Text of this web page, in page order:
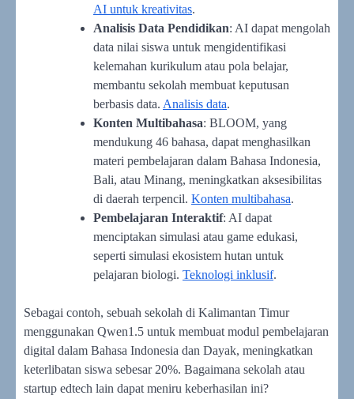
AI untuk kreativitas.
Analisis Data Pendidikan: AI dapat mengolah
data nilai siswa untuk mengidentifikasi
kelemahan kurikulum atau pola belajar,
membantu sekolah membuat keputusan
berbasis data. Analisis data.
Konten Multibahasa: BLOOM, yang
mendukung 46 bahasa, dapat menghasilkan
materi pembelajaran dalam Bahasa Indonesia,
Bali, atau Minang, meningkatkan aksesibilitas
di daerah terpencil. Konten multibahasa.
Pembelajaran Interaktif: AI dapat
menciptakan simulasi atau game edukasi,
seperti simulasi ekosistem hutan untuk
pelajaran biologi. Teknologi inklusif.
Sebagai contoh, sebuah sekolah di Kalimantan Timur
menggunakan Qwen1.5 untuk membuat modul pembelajaran
digital dalam Bahasa Indonesia dan Dayak, meningkatkan
keterlibatan siswa sebesar 20%. Bagaimana sekolah atau
startup edtech lain dapat meniru keberhasilan ini?